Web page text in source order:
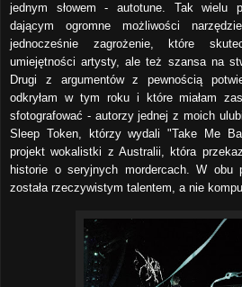
jednym słowem - autotune. Tak wielu
dającym ogromne możliwości
jednocześnie zagrożenie, które
umiejętności artysty, ale też szansa na
Drugi z argumentów z pewnością
odkryłam w tym roku i które miałam
sfotografować - autorzy jednej z moich
Sleep Token, którzy wydali "Take Me
projekt wokalistki z Australii, która
historie o seryjnych mordercach. W obu
została rzeczywistym talentem, a nie